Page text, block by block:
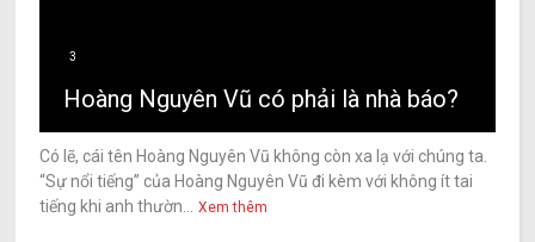
3
Hoàng Nguyên Vũ có phải là nhà báo?
Có lẽ, cái tên Hoàng Nguyên Vũ không còn xa lạ với chúng ta.
“Sự nổi tiếng” của Hoàng Nguyên Vũ đi kèm với không ít tai
tiếng khi anh thườn...
Xem thêm